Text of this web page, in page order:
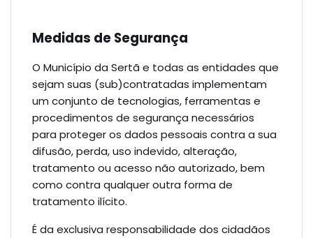
Medidas de Segurança
O Município da Sertã e todas as entidades que
sejam suas (sub)contratadas implementam
um conjunto de tecnologias, ferramentas e
procedimentos de segurança necessários
para proteger os dados pessoais contra a sua
difusão, perda, uso indevido, alteração,
tratamento ou acesso não autorizado, bem
como contra qualquer outra forma de
tratamento ilícito.
É da exclusiva responsabilidade dos cidadãos